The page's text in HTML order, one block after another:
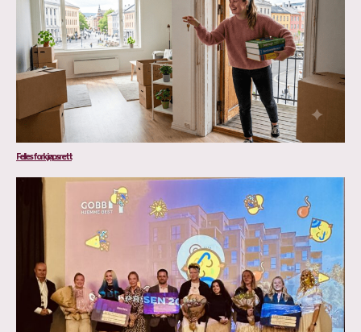
Felles forkjøpsrett